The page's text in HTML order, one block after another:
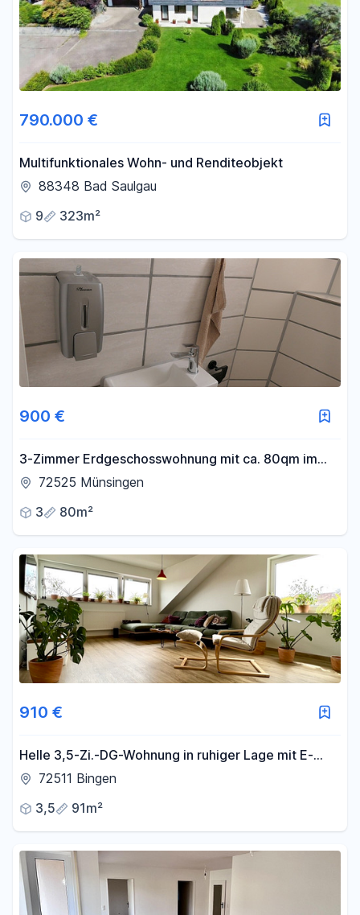
790.000 €
Multifunktionales Wohn- und Renditeobjekt
88348 Bad Saulgau
9
323m²
900 €
3-Zimmer Erdgeschosswohnung mit ca. 80qm im
Zentrum von Münsingen
72525 Münsingen
3
80m²
910 €
Helle 3,5-Zi.-DG-Wohnung in ruhiger Lage mit E-
Auto-Lademöglichkeit
72511 Bingen
3,5
91m²